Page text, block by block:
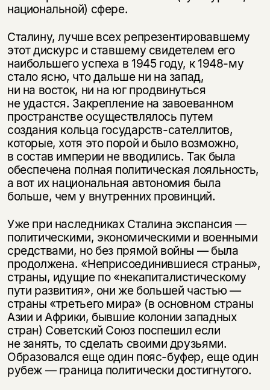
национальной) сфере.
Сталину, лучше всех репрезентировавшему
этот дискурс и ставшему свидетелем его
наибольшего успеха в 1945 году, к1948-му
стало ясно, что дальше ни на запад,
ни на восток, ни на юг продвинуться
не удастся. Закрепление на завоеванном
пространстве осуществлялось путем
создания кольца государств-сателлитов,
которые, хотя это порой и было возможно,
в состав империи не вводились. Так была
обеспечена полная политическая лояльность,
а вот их национальная автономия была
больше, чем у внутренних провинций.
Уже при наследниках Сталина экспансия —
политическими, экономическими и военными
средствами, но без прямой войны — была
продолжена. «Неприсоединившиеся страны»,
страны, идущие по «некапиталистическому
пути развития», они же большей частью —
страны «третьего мира» (в основном страны
Азии и Африки, бывшие колонии западных
стран) Советский Союз поспешил если
не занять, то сделать своими друзьями.
Образовался еще один пояс-буфер, еще один
рубеж — граница политически достигнутого.